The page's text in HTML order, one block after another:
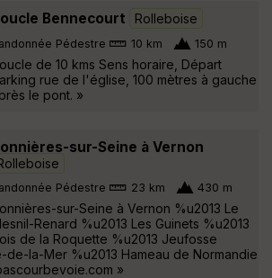
Bennecourt Rolleboise
Pédestre 10 km 150 m
de 10 kms Sens horaire, Départ
rue de l'église, 100 mètres à gauche
le pont. »
sur-Seine à Vernon
Pédestre 23 km 430 m
sur-Seine à Vernon %u2013 Le
Renard %u2013 Les Guinets %u2013
de la Roquette %u2013 Jeufosse
de-la-Mer %u2013 Hameau de Normandie
»